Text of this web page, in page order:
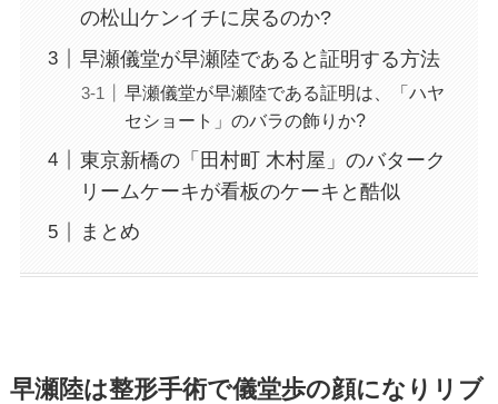
の松山ケンイチに戻るのか?
早瀬儀堂が早瀬陸であると証明する方法
早瀬儀堂が早瀬陸である証明は、「ハヤ
セショート」のバラの飾りか?
東京新橋の「田村町 木村屋」のバターク
リームケーキが看板のケーキと酷似
まとめ
早瀬陸は整形手術で儀堂歩の顔になりリブ